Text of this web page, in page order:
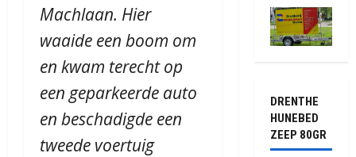
Machlaan. Hier
waaide een boom om
en kwam terecht op
een geparkeerde auto
en beschadigde een
tweede voertuig
DRENTHE
HUNEBED
ZEEP 80GR